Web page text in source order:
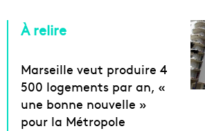
À relire
Marseille veut produire 4
500 logements par an, «
une bonne nouvelle »
pour la Métropole